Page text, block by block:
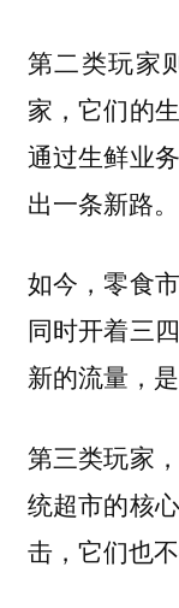
第二类玩家
家，它们的
通过生鲜业
出一条新路。
如今，零食
同时开着三
新的流量，
第三类玩家
统超市的核
击，它们也